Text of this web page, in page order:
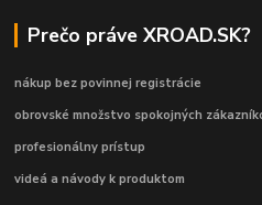
Prečo práve XROAD.SK?
nákup bez povinnej registrácie
obrovské množstvo spokojných
profesionálny prístup
videá a návody k produktom